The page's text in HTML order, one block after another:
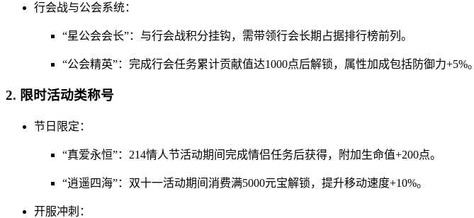
行会战与公会系统：
“星公会会长”：与行会战积分挂钩，需带领行会长期占据排行榜前列。
“公会精英”：完成行会任务累计贡献值达1000点后解锁，属性加成包括防御力+5%。
2. 限时活动类称号
节日限定：
“真爱永恒”：214情人节活动期间完成情侣任务后获得，附加生命值+200点。
“逍遥四海”：双十一活动期间消费满5000元宝解锁，提升移动速度+10%。
开服冲刺：